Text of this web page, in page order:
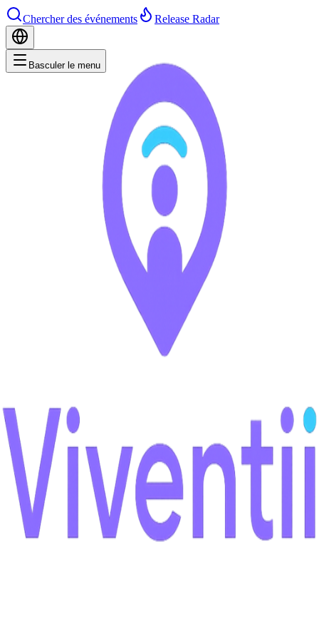
Chercher des événements Release Radar
Basculer le menu